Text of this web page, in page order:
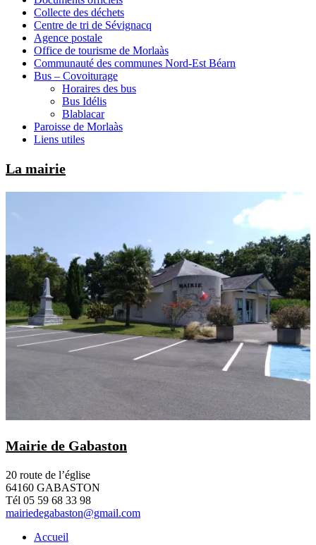
Collecte des déchets
Centre de tri de Sévignacq
Agence postale
Office de tourisme de Morlaàs
Communauté des communes Nord-Est Béarn
Bus – Covoiturage
Horaires des bus
Bus Idélis
Blablacar
Paroisse de Morlaàs
Liens utiles
La mairie
Mairie de Gabaston
20 route de l’église
64160 GABASTON
Tél 05 59 68 33 98
mairiedegabaston@gmail.com
Accueil